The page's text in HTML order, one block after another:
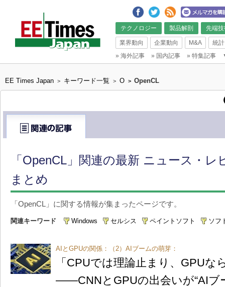
テクノロジー 製品解剖 先端
業界動向 企業動向 M&A
統計
» 海外記事 » 国内記事 » 特集記事
EE Times Japan > キーワード一覧 > O > OpenCL
「OpenCL」関連の最新 ニュース・レ
まとめ
「OpenCL」に関する情報が集まったページです。
関連キーワード Windows セルシス ペイントソフト ソフ
AIとGPUの関係：（2）AIブームの萌芽：
「CPUでは理論止まり、GPUな
――CNNとGPUの出会いが“AIブ